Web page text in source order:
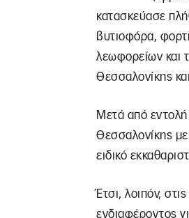
κατασκεύασε
βυτιοφόρα,
λεωφορείων και
Θεσσαλονίκης
Μετά από
Θεσσαλονίκης
ειδικό
Έτσι, λοιπόν,
ενδιαφέροντος